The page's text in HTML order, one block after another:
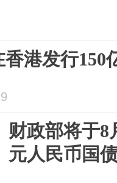
港发行150
财政部将于8
元人民币国